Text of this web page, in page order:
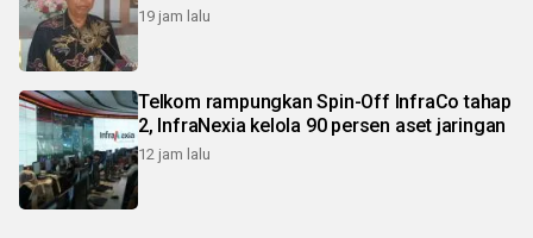
19 jam lalu
Telkom rampungkan Spin-Off InfraCo tahap
2, InfraNexia kelola 90 persen aset jaringan
12 jam lalu